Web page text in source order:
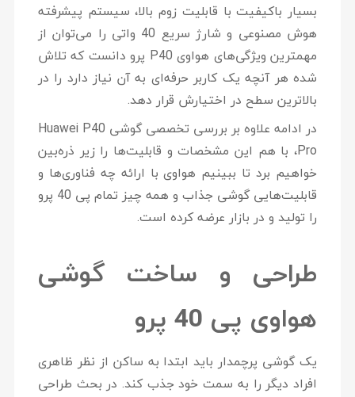
بسیار باکیفیت با قابلیت زوم بالا، سیستم پیشرفته
هوش مصنوعی و شارژ سریع 40 واتی را می‌توان از
مهمترین ویژگی‌های هواوی P40 پرو دانست که تلاش
شده هر آنچه یک کاربر حرفه‌ای به آن نیاز دارد را در
بالاترین سطح در اختیارش قرار دهد.
در ادامه علاوه بر بررسی تخصصی گوشی Huawei P40
Pro، با هم این مشخصات و قابلیت‌ها را زیر ذره‌بین
خواهیم برد تا ببینیم هواوی با ارائه چه فناوری‌ها و
قابلیت‌هایی گوشی جذاب و همه چیز تمام پی 40 پرو
را تولید و در بازار عرضه کرده است.
طراحی و ساخت گوشی
هواوی پی 40 پرو
یک گوشی پرچمدار باید ابتدا به ساکن از نظر ظاهری
افراد دیگر را به سمت خود جذب کند. در بحث طراحی